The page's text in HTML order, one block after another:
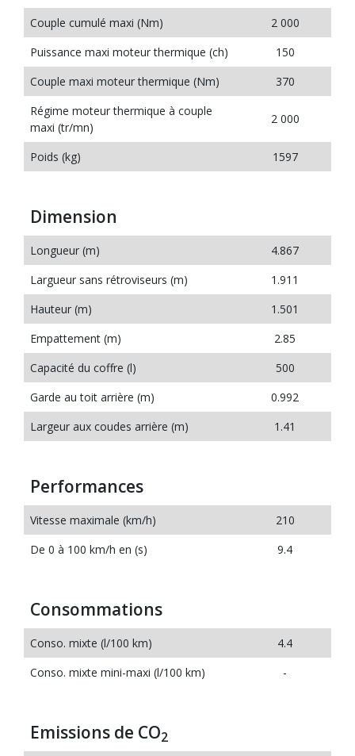
Couple cumulé maxi (Nm)
2 000
Puissance maxi moteur thermique (ch)
150
Couple maxi moteur thermique (Nm)
370
Régime moteur thermique à couple
maxi (tr/mn)
2 000
Poids (kg) 1597
Dimension
Longueur (m)
4.867
Largueur sans rétroviseurs (m)
1.911
Hauteur (m)
1.501
Empattement (m)
2.85
Capacité du coffre (l)
500
Garde au toit arrière (m)
0.992
Largeur aux coudes arrière (m)
1.41
Performances
Vitesse maximale (km/h)
210
De 0 à 100 km/h en (s)
9.4
Consommations
Conso. mixte (l/100 km)
4.4
Conso. mixte mini-maxi (l/100 km)
-
Emissions de CO2